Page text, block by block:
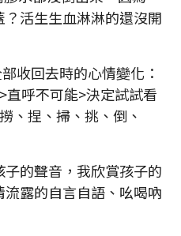
活生生血淋淋的還沒開
收回去時的心情變化：
直呼不可能>決定試試看
、捏、掃、挑、倒、
的聲音，我欣賞孩子的
露的自言自語、吆喝吶